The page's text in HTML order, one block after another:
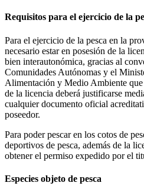
Requisitos para el ejercicio de la
Para el ejercicio de la pesca en la
necesario estar en posesión de la
bien interautonómica, gracias al
Comunidades Autónomas y el
Alimentación y Medio Ambiente
de la licencia deberá justificarse
cualquier documento oficial
poseedor.
Para poder pescar en los cotos de
deportivos de pesca, además de la
obtener el permiso expedido por el
Especies objeto de pesca